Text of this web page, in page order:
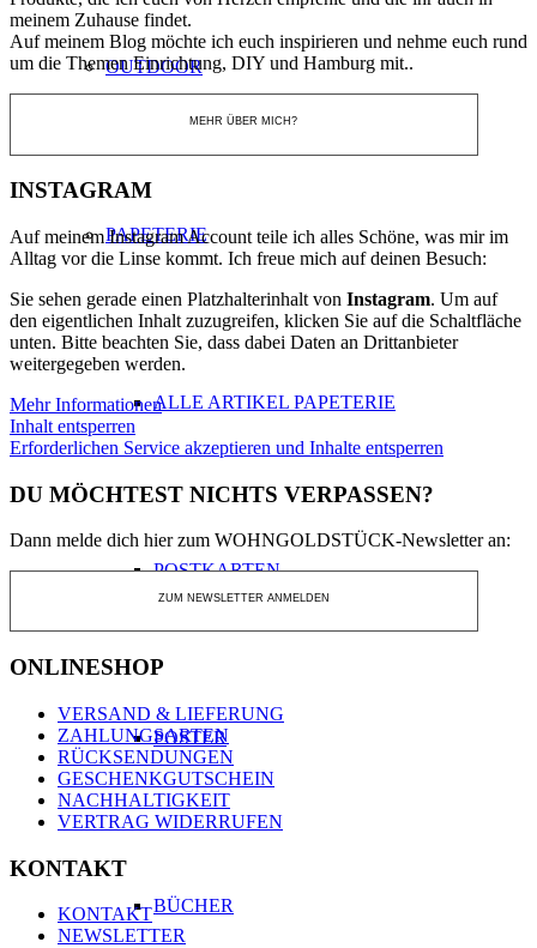
OUTDOOR
PAPETERIE
ALLE ARTIKEL PAPETERIE
POSTKARTEN
POSTER
BÜCHER
meinem Zuhause findet.
Auf meinem Blog möchte ich euch inspirieren und nehme euch rund
um die Themen Einrichtung, DIY und Hamburg mit..
MEHR ÜBER MICH?
INSTAGRAM
Auf meinem Instagram Account teile ich alles Schöne, was mir im
Alltag vor die Linse kommt. Ich freue mich auf deinen Besuch:
Sie sehen gerade einen Platzhalterinhalt von Instagram. Um auf
den eigentlichen Inhalt zuzugreifen, klicken Sie auf die Schaltfläche
unten. Bitte beachten Sie, dass dabei Daten an Drittanbieter
weitergegeben werden.
Mehr Informationen
Inhalt entsperren
Erforderlichen Service akzeptieren und Inhalte entsperren
DU MÖCHTEST NICHTS VERPASSEN?
Dann melde dich hier zum WOHNGOLDSTÜCK-Newsletter an:
ZUM NEWSLETTER ANMELDEN
ONLINESHOP
VERSAND & LIEFERUNG
ZAHLUNGSARTEN
RÜCKSENDUNGEN
GESCHENKGUTSCHEIN
NACHHALTIGKEIT
VERTRAG WIDERRUFEN
KONTAKT
KONTAKT
NEWSLETTER